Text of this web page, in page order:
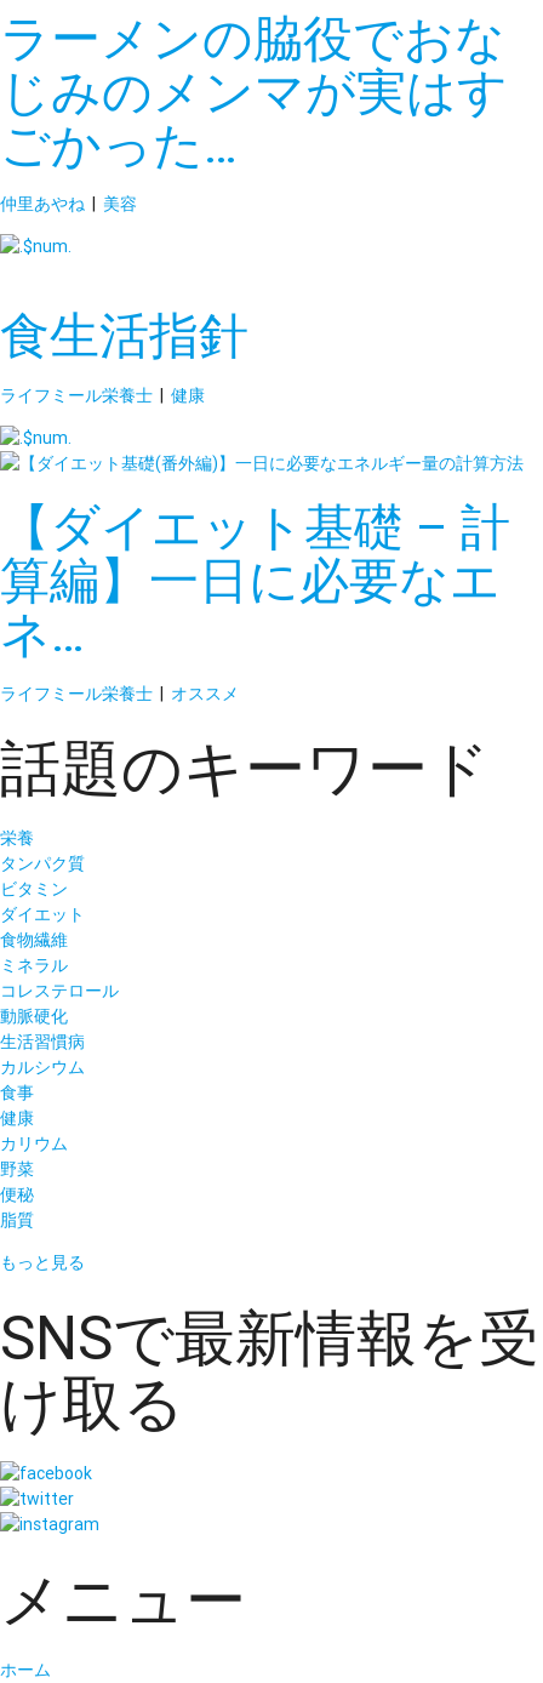
ラーメンの脇役でおな
じみのメンマが実はす
ごかった…
仲里あやね | 美容
食生活指針
ライフミール栄養士 | 健康
【ダイエット基礎 – 計
算編】一日に必要なエ
ネ…
ライフミール栄養士 | オススメ
話題のキーワード
栄養
タンパク質
ビタミン
ダイエット
食物繊維
ミネラル
コレステロール
動脈硬化
生活習慣病
カルシウム
食事
健康
カリウム
野菜
便秘
脂質
もっと見る
SNSで最新情報を受
け取る
メニュー
ホーム